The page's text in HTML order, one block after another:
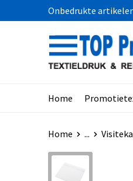
Onbedrukte
Home
Home ...